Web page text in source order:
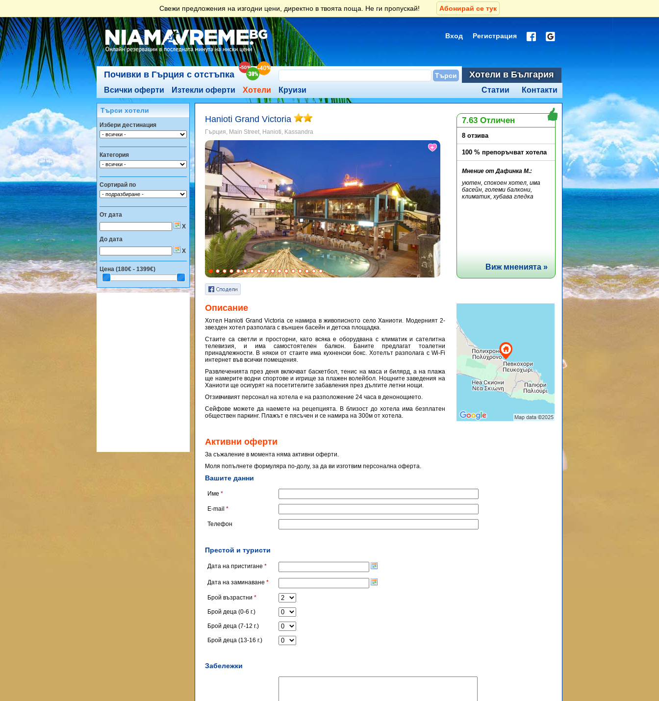
Свежи предложения на изгодни цени, директно в твоята поща. Не ги пропускай! Абонирай се тук
Вход Регистрация
Почивки в Гърция с отстъпка Хотели в България
Всички оферти Изтекли оферти Хотели Круизи Контакти
Статии
Hanioti Grand Victoria
Гърция, Main Street, Hanioti, Kassandra
7.63 Отличен
8 отзива
100 % препоръчват хотела
Мнение от Дафинка М.:
уютен, спокоен хотел, има
басейн, големи балкони,
климатик, хубава гледка
Виж мненията »
Описание
Хотел Hanioti Grand Victoria се намира в живописното село Ханиоти. Модерният 2-
звезден хотел разполага с външен басейн и детска площадка.
Стаите са светли и просторни, като всяка е оборудвана с климатик и сателитна
телевизия, и има самостоятелен балкон. Баните предлагат тоалетни
принадлежности. В някои от стаите има кухненски бокс. Хотелът разполага с Wi-Fi
интернет във всички помещения.
Развлеченията през деня включват баскетбол, тенис на маса и билярд, а на плажа
ще намерите водни спортове и игрище за плажен волейбол. Нощните заведения на
Ханиоти ще осигурят на посетителите забавления през дългите летни нощи.
Отзивчивият персонал на хотела е на разположение 24 часа в денонощието.
Сейфове можете да наемете на рецепцията. В близост до хотела има безплатен
обществен паркинг. Плажът е пясъчен и се намира на 300м от хотела.
Активни оферти
За съжаление в момента няма активни оферти.
Моля попълнете формуляра по-долу, за да ви изготвим персонална оферта.
Вашите данни
Име *
E-mail *
Телефон
Престой и туристи
Дата на пристигане *
Дата на заминаване *
Брой възрастни *
Брой деца (0-6 г.)
Брой деца (7-12 г.)
Брой деца (13-16 г.)
Забележки
Търси хотели
Избери дестинация
Категория
Сортирай по
От дата
X
До дата
X
Цена (180€ - 1399€)